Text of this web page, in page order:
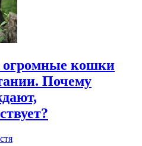
огромные кошки
Почему